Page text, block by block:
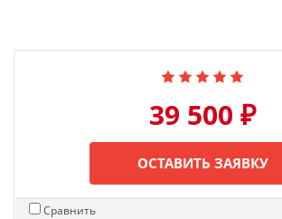
39 500 ₽
ОСТАВИТЬ ЗАЯВКУ
Сравнить